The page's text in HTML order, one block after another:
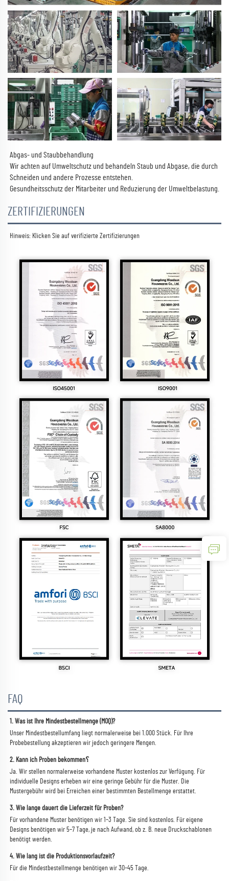
Abgas- und Staubbehandlung
Wir achten auf Umweltschutz und behandeln Staub und Abgase, die durch
Schneiden und andere Prozesse entstehen.
Gesundheitsschutz der Mitarbeiter und Reduzierung der Umweltbelastung.
ZERTIFIZIERUNGEN
Hinweis: Klicken Sie auf verifizierte Zertifizierungen
FAQ
1. Was ist Ihre Mindestbestellmenge (MOQ)?
Unser Mindestbestellumfang liegt normalerweise bei 1.000 Stück. Für Ihre
Probebestellung akzeptieren wir jedoch geringere Mengen.
Ja. Wir stellen normalerweise vorhandene Muster kostenlos zur Verfügung. Für
individuelle Designs erheben wir eine geringe Gebühr für die Muster. Die
Mustergebühr wird bei Erreichen einer bestimmten Bestellmenge erstattet.
3. Wie lange dauert die Lieferzeit für Proben?
Für vorhandene Muster benötigen wir 1–3 Tage. Sie sind kostenlos. Für eigene
Designs benötigen wir 5–7 Tage, je nach Aufwand, ob z. B. neue Druckschablonen
benötigt werden.
4. Wie lang ist die Produktionsvorlaufzeit?
Für die Mindestbestellmenge benötigen wir 30–45 Tage.